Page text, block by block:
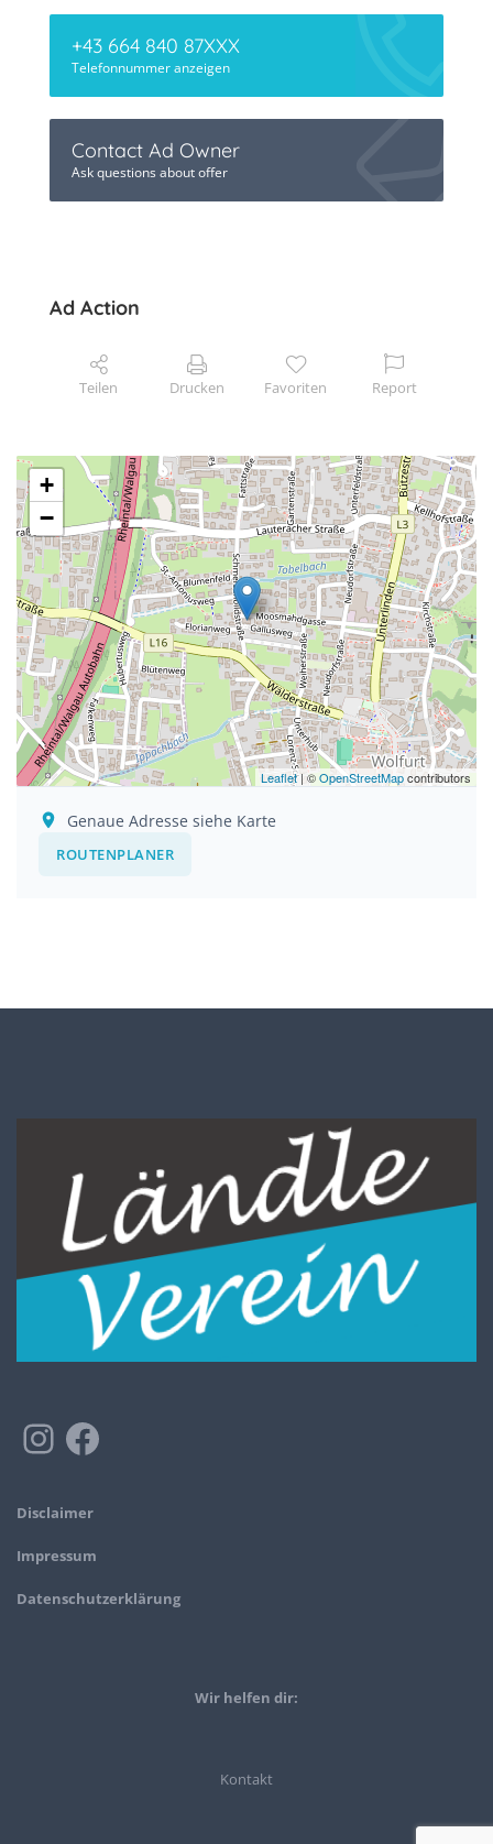
+43 664 840 87XXX
Telefonnummer anzeigen
Contact Ad Owner
Ask questions about offer
Ad Action
Teilen Drucken Favoriten Report
+
−
Leaflet| ©OpenStreetMapcontributors
Genaue Adresse siehe Karte
ROUTENPLANER
Disclaimer
Impressum
Datenschutzerklärung
Wir helfen dir:
Kontakt